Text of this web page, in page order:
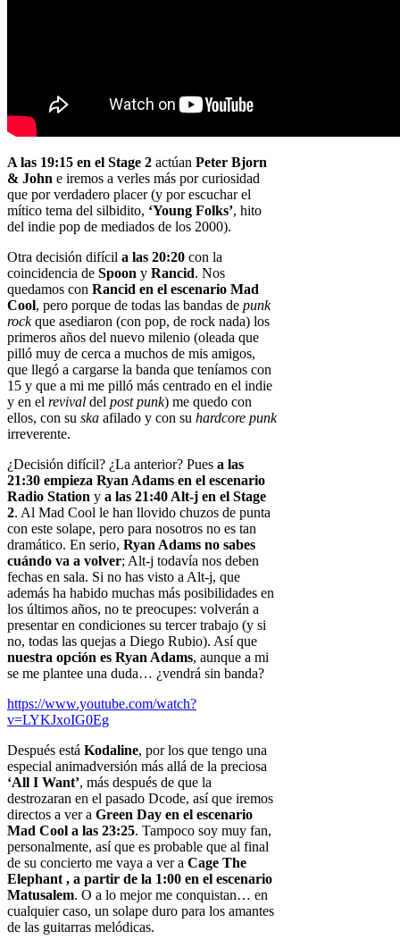
A las 19:15 en el Stage 2 actúan Peter Bjorn
& John e iremos a verles más por curiosidad
que por verdadero placer (y por escuchar el
mítico tema del silbidito, ‘Young Folks’, hito
del indie pop de mediados de los 2000).
Otra decisión difícil a las 20:20 con la
coincidencia de Spoon y Rancid. Nos
quedamos con Rancid en el escenario Mad
Cool, pero porque de todas las bandas de punk
rockque asediaron (con pop, de rock nada) los
primeros años del nuevo milenio (oleada que
pilló muy de cerca a muchos de mis amigos,
que llegó a cargarse la banda que teníamos con
15 y que a mi me pilló más centrado en el indie
y en el revival del post punk) me quedo con
ellos, con su ska afilado y con su hardcore punk
irreverente.
¿Decisión difícil? ¿La anterior? Pues a las
21:30 empieza Ryan Adams en el escenario
Radio Station y a las 21:40 Alt-j en el Stage
2. Al Mad Cool le han llovido chuzos de punta
con este solape, pero para nosotros no es tan
dramático. En serio, Ryan Adams no sabes
cuándo va a volver; Alt-j todavía nos deben
fechas en sala. Si no has visto a Alt-j, que
además ha habido muchas más posibilidades en
los últimos años, no te preocupes: volverán a
presentar en condiciones su tercer trabajo (y si
no, todas las quejas a Diego Rubio). Así que
nuestra opción es Ryan Adams, aunque a mi
se me plantee una duda… ¿vendrá sin banda?
https://www.youtube.com/watch?
v=LYKJxoIG0Eg
Después está Kodaline, por los que tengo una
especial animadversión más allá de la preciosa
‘All I Want’, más después de que la
destrozaran en el pasado Dcode, así que iremos
directos a ver a Green Day en el escenario
Mad Cool a las 23:25. Tampoco soy muy fan,
personalmente, así que es probable que al final
de su concierto me vaya a ver a Cage The
Elephant , a partir de la 1:00 en el escenario
Matusalem. O a lo mejor me conquistan… en
cualquier caso, un solape duro para los amantes
de las guitarras melódicas.